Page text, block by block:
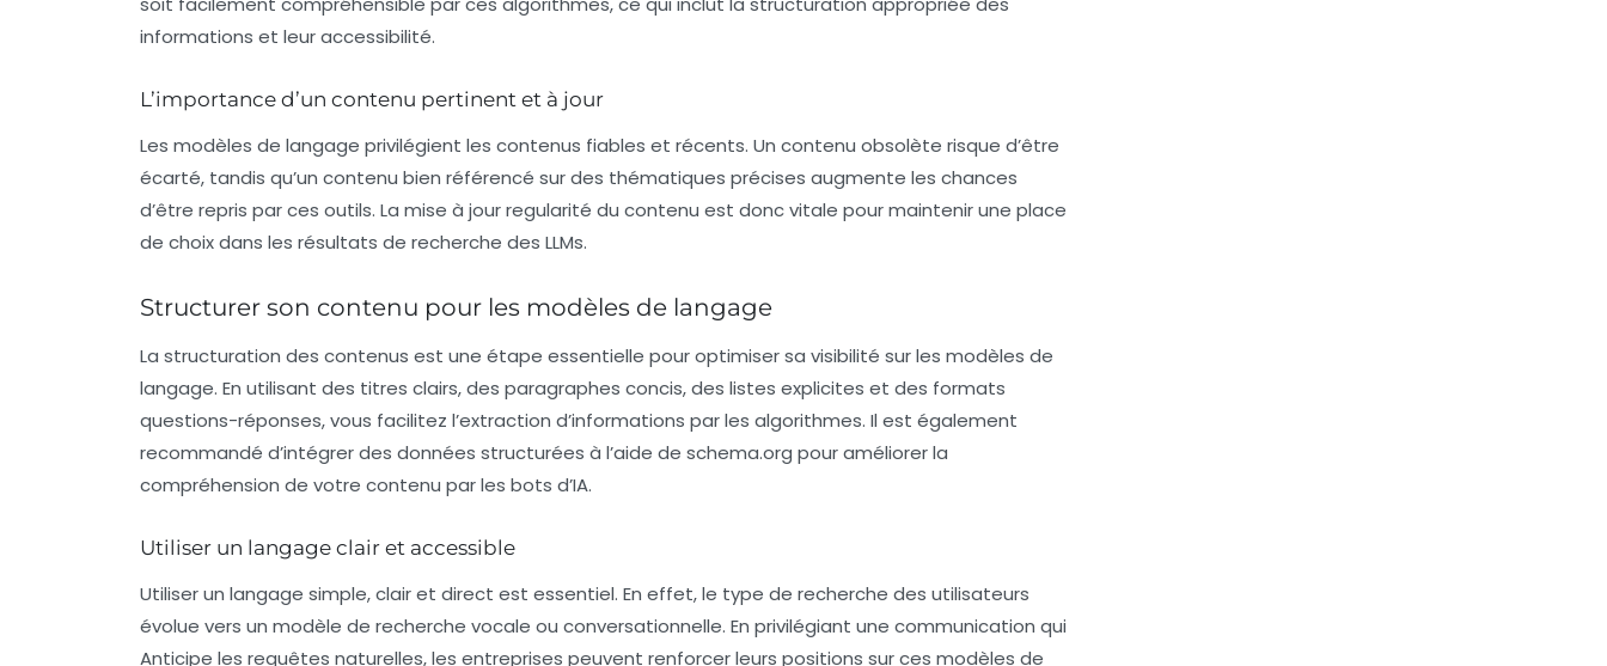
informations et leur accessibilité.
L’importance d’un contenu pertinent et à jour
Les modèles de langage privilégient les contenus fiables et récents. Un contenu obsolète risque d’être
écarté, tandis qu’un contenu bien référencé sur des thématiques précises augmente les chances
d’être repris par ces outils. La mise à jour regularité du contenu est donc vitale pour maintenir une place
de choix dans les résultats de recherche des LLMs.
Structurer son contenu pour les modèles de langage
La structuration des contenus est une étape essentielle pour optimiser sa visibilité sur les modèles de
langage. En utilisant des titres clairs, des paragraphes concis, des listes explicites et des formats
questions-réponses, vous facilitez l’extraction d’informations par les algorithmes. Il est également
recommandé d’intégrer des données structurées à l’aide de schema.org pour améliorer la
compréhension de votre contenu par les bots d’IA.
Utiliser un langage clair et accessible
Utiliser un langage simple, clair et direct est essentiel. En effet, le type de recherche des utilisateurs
évolue vers un modèle de recherche vocale ou conversationnelle. En privilégiant une communication qui
Anticipe les requêtes naturelles, les entreprises peuvent renforcer leurs positions sur ces modèles de